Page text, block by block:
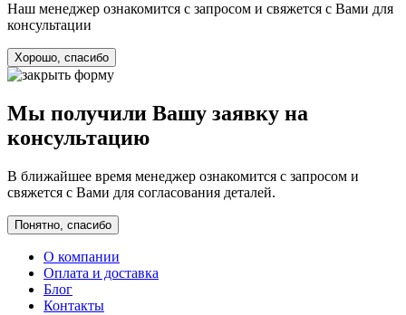
Наш менеджер ознакомится с запросом и свяжется с Вами для
консультации
Хорошо, спасибо
Мы получили Вашу заявку на
консультацию
В ближайшее время менеджер ознакомится с запросом и
свяжется с Вами для согласования деталей.
Понятно, спасибо
О компании
Оплата и доставка
Блог
Контакты